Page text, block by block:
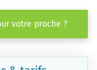
votre proche ?